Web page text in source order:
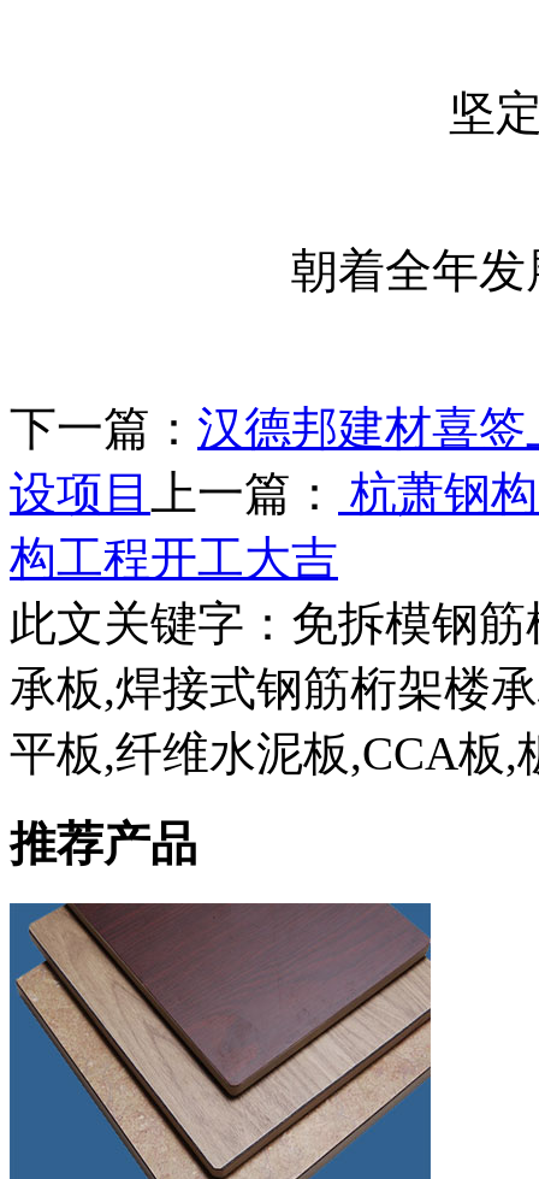
坚
朝着全年
下一篇： 汉德邦建材喜
设项目
上一篇：
杭萧钢
构工程开工大吉
此文关键字： 免拆模钢
承板,焊接式钢筋桁架楼
平板,纤维水泥板,CCA板,
推荐产品